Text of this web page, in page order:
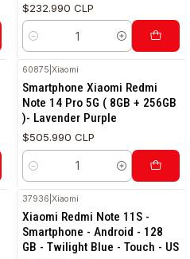
$232.990 CLP
Cantidad
60875 |Xiaomi
Smartphone Xiaomi Redmi
Note 14 Pro 5G ( 8GB + 256GB
)- Lavender Purple
$505.990 CLP
Cantidad
37936 |Xiaomi
Xiaomi Redmi Note 11S -
Smartphone - Android - 128
GB - Twilight Blue - Touch - US